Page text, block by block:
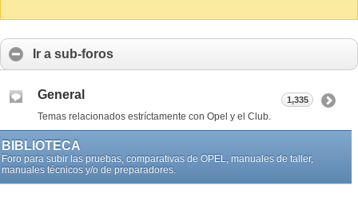
Ir a sub-foros
General
Temas relacionados estríctamente con Opel y el Club.
1,335
BIBLIOTECA
Foro para subir las pruebas, comparativas de OPEL, manuales de taller,
manuales técnicos y/o de preparadores.